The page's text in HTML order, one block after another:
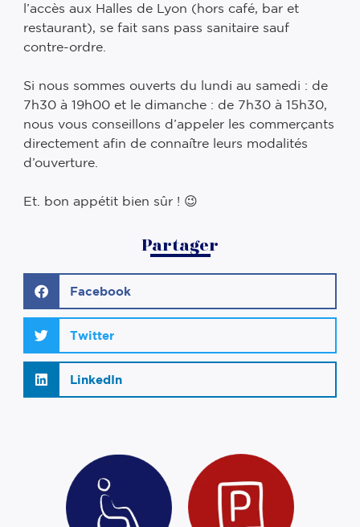
l’accès aux Halles de Lyon (hors café, bar et
restaurant), se fait sans pass sanitaire sauf
contre-ordre. ⠀
Si nous sommes ouverts du lundi au samedi : de
7h30 à 19h00 et le dimanche : de 7h30 à 15h30,
nous vous conseillons d’appeler les commerçants
directement afin de connaître leurs modalités
d’ouverture. ⠀
Et. bon appétit bien sûr ! 😉 ⠀
Partager
Facebook
Twitter
LinkedIn